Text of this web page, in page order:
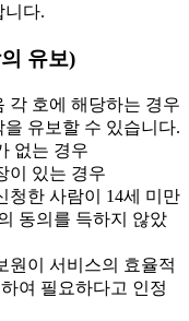
니다.
유보)
호에 해당하는 경우
유보할 수 있습니다.
없는 경우
이 있는 경우
청한 사람이 14세 미만
동의를 득하지 않았
원이 서비스의 효율적
여 필요하다고 인정